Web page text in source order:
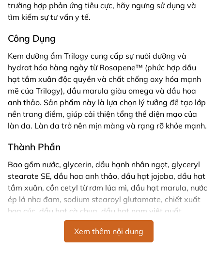
trường hợp phản ứng tiêu cực, hãy ngưng sử dụng và
tìm kiếm sự tư vấn y tế.
Công Dụng
Kem dưỡng ẩm Trilogy cung cấp sự nuôi dưỡng và
hydrat hóa hàng ngày từ Rosapene™ (phức hợp dầu
hạt tầm xuân độc quyền và chất chống oxy hóa mạnh
mẽ của Trilogy), dầu marula giàu omega và dầu hoa
anh thảo. Sản phẩm này là lựa chọn lý tưởng để tạo lớp
nền trang điểm, giúp cải thiện tổng thể diện mạo của
làn da. Làn da trở nên mịn màng và rạng rỡ khỏe mạnh.
Thành Phần
Bao gồm nước, glycerin, dầu hạnh nhân ngọt, glyceryl
stearate SE, dầu hoa anh thảo, dầu hạt jojoba, dầu hạt
tầm xuân, cồn cetyl từ rơm lúa mì, dầu hạt marula, nước
ép lá nha đam, sodium stearoyl glutamate, chiết xuất
hoa cúc, dầu hạt cà chua, dầu hạt nam việt quất,
lycopene, dầu quả acai, chiết xuất yến mạch, dầu hạt
cà rốt, dầu hạt hướng dương, tocopheryl acetate
Xem thêm nội dung